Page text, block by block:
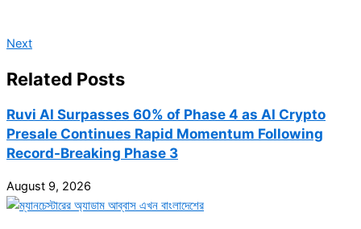
Next
Related Posts
Ruvi AI Surpasses 60% of Phase 4 as AI Crypto
Presale Continues Rapid Momentum Following
Record-Breaking Phase 3
August 9, 2026